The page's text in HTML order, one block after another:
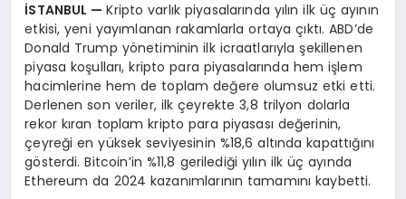
İSTANBUL —Kripto varlık piyasalarında yılın ilk üç ayının
etkisi, yeni yayımlanan rakamlarla ortaya çıktı. ABD’de
Donald Trump yönetiminin ilk icraatlarıyla şekillenen
piyasa koşulları, kripto para piyasalarında hem işlem
hacimlerine hem de toplam değere olumsuz etki etti.
Derlenen son veriler, ilk çeyrekte 3,8 trilyon dolarla
rekor kıran toplam kripto para piyasası değerinin,
çeyreği en yüksek seviyesinin %18,6 altında kapattığını
gösterdi. Bitcoin’in %11,8 gerilediği yılın ilk üç ayında
Ethereum da 2024 kazanımlarının tamamını kaybetti.